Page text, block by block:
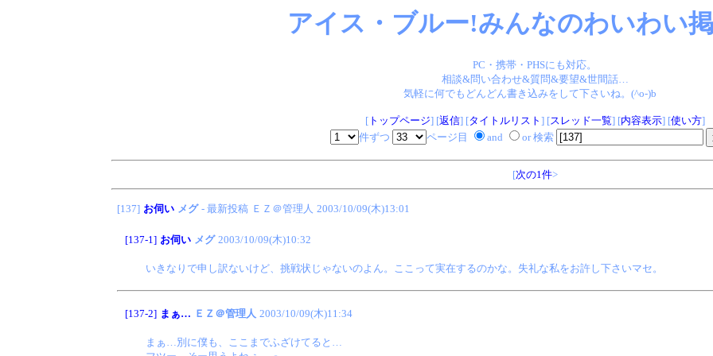
アイス・ブルー!みんなのわいわい
PC・携帯・PHSにも対応。
相談&問い合わせ&質問&要望&世間話…
気軽に何でもどんどん書き込みをして下さいね。(^o-)b
[トップページ] [返信] [タイトルリスト ] [スレッド一覧] [内容表示] [使い方]
件ずつ
ページ目 and or 検索
[次の1件>
[137] お伺い メグ - 最新投稿 ＥＺ＠管理人 2003/10/09(木)13:01
[137-1] お伺い メグ 2003/10/09(木)10:32
いきなりで申し訳ないけど、挑戦状じゃないのよん。ここって実在するのかな。失礼な私をお許し下さいマセ。
[137-2] まぁ… ＥＺ＠管理人 2003/10/09(木)11:34
まぁ…別に僕も、ここまでふざけてると…